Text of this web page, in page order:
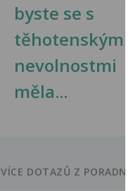
byste se s
těhotenskými
nevolnostmi
měla...
VÍCE DOTAZŮ Z PORADNY